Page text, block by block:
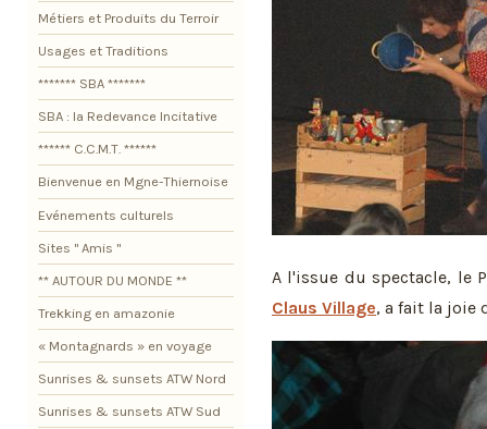
A l'issue du spectacle, le
Claus Village, a fait la joie
Métiers et Produits du Terroir
Usages et Traditions
******* SBA *******
SBA : la Redevance Incitative
****** C.C.M.T. ******
Bienvenue en Mgne-Thiernoise
Evénements culturels
Sites " Amis "
** AUTOUR DU MONDE **
Trekking en amazonie
« Montagnards » en voyage
Sunrises & sunsets ATW Nord
Sunrises & sunsets ATW Sud